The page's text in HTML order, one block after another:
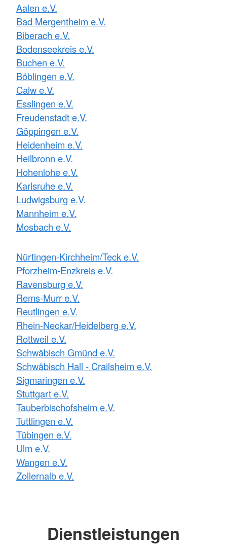
Aalen e.V.
Bad Mergentheim e.V.
Biberach e.V.
Bodenseekreis e.V.
Buchen e.V.
Böblingen e.V.
Calw e.V.
Esslingen e.V.
Freudenstadt e.V.
Göppingen e.V.
Heidenheim e.V.
Heilbronn e.V.
Hohenlohe e.V.
Karlsruhe e.V.
Ludwigsburg e.V.
Mannheim e.V.
Mosbach e.V.
Nürtingen-Kirchheim/Teck e.V.
Pforzheim-Enzkreis e.V.
Ravensburg e.V.
Rems-Murr e.V.
Reutlingen e.V.
Rhein-Neckar/Heidelberg e.V.
Rottweil e.V.
Schwäbisch Gmünd e.V.
Schwäbisch Hall - Crailsheim e.V.
Sigmaringen e.V.
Stuttgart e.V.
Tauberbischofsheim e.V.
Tuttlingen e.V.
Tübingen e.V.
Ulm e.V.
Wangen e.V.
Zollernalb e.V.
Dienstleistungen